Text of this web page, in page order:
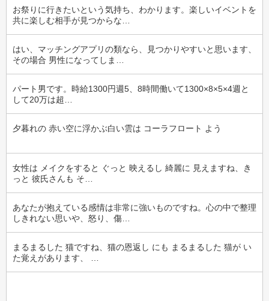
お祭りに行きたいという気持ち、わかります。楽しいイベントを
共に楽しむ相手が見つからな…
はい、マッチングアプリの類なら、見つかりやすいと思います、
その場合 男性になってしま…
パート男です。時給1300円週5、8時間働いて1300×8×5×4週と
して20万は超…
夕暮れの 赤い空に浮かぶ白い雲は コーラフロート よう
女性は メイクをすると ぐっと 映えるし 綺麗に 見えますね、き
っと 彼氏さんも そ…
あなたが抱えている感情は非常に強いものですね。心の中で整理
しきれない思いや、怒り、傷…
まるまるした 猫ですね、猫の恩返し にも まるまるした 猫が い
た覚えがあります、 …